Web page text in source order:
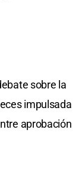
sobre la
impulsada
aprobación